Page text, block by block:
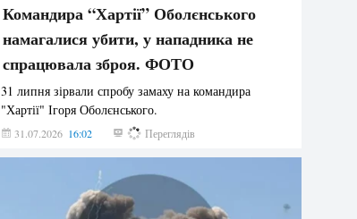
Командира “Хартії” Оболєнського
намагалися убити, у нападника не
спрацювала зброя. ФОТО
31 липня зірвали спробу замаху на командира
"Хартії" Ігоря Оболєнського.
31.07.2026 16:02 196 Переглядів